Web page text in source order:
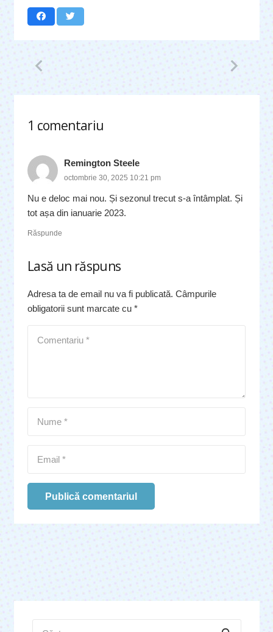
1 comentariu
.
Remington Steele
octombrie 30, 2025 10:21 pm
Nu e deloc mai nou. Și sezonul trecut s-a întâmplat. Și
tot așa din ianuarie 2023.
Răspunde
Lasă un răspuns
Adresa ta de email nu va fi publicată. Câmpurile
obligatorii sunt marcate cu *
Publică comentariul